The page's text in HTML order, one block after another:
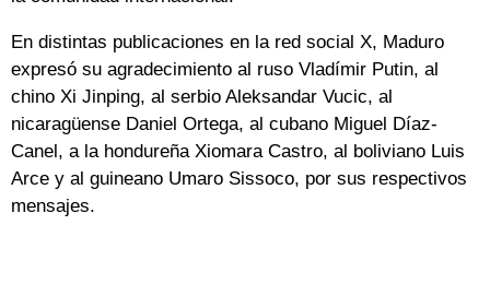
En distintas publicaciones en la red social X, Maduro
expresó su agradecimiento al ruso Vladímir Putin, al
chino Xi Jinping, al serbio Aleksandar Vucic, al
nicaragüense Daniel Ortega, al cubano Miguel Díaz-
Canel, a la hondureña Xiomara Castro, al boliviano Luis
Arce y al guineano Umaro Sissoco, por sus respectivos
mensajes.